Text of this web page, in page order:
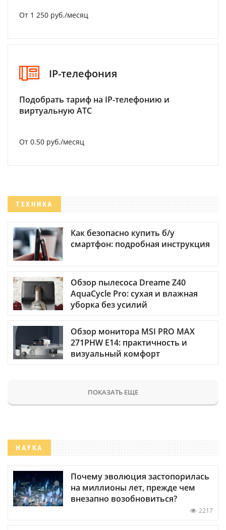
От 1 250 руб./месяц
IP-телефония
Подобрать тариф на IP-телефонию и
виртуальную АТС
От 0.50 руб./месяц
ТЕХНИКА
Как безопасно купить б/у
смартфон: подробная инструкция
Обзор пылесоса Dreame Z40
AquaCycle Pro: сухая и влажная
уборка без усилий
Обзор монитора MSI PRO MAX
271PHW E14: практичность и
визуальный комфорт
ПОКАЗАТЬ ЕЩЕ
НАУКА
Почему эволюция застопорилась
на миллионы лет, прежде чем
внезапно возобновиться?
2217